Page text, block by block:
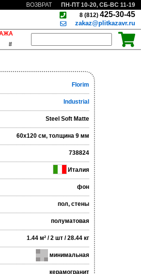
ВОЗВРАТ
ПН-ПТ 10-20, СБ-ВС 11-19
8 (812) 425-30-45
zakaz@plitkazavr.ru
#
Florim
Industrial
Steel Soft Matte
60x120 см, толщина 9 мм
738824
Италия
фон
пол, стены
полуматовая
1.44 м² / 2 шт / 28.44 кг
минимальная
керамогранит